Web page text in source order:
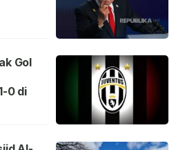
Gol
0 di